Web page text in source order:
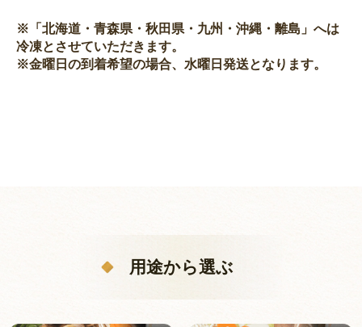
※「北海道・青森県・秋田県・九州・沖縄・離島」へは
冷凍とさせていただきます。
※金曜日の到着希望の場合、水曜日発送となります。
用途から選ぶ